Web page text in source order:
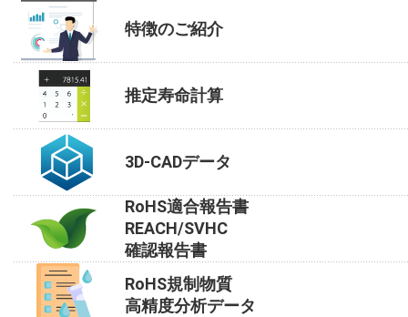
特徴のご紹介
推定寿命計算
3D-CADデータ
RoHS適合報告書
REACH/SVHC
確認報告書
RoHS規制物質
高精度分析データ